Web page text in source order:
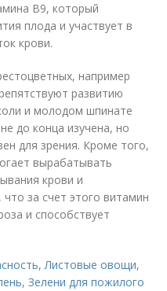
B9, который
плода и участвует в
крови.
например
развитию
и молодом шпинате
до конца изучена, но
для зрения. Кроме того,
вырабатывать
крови и
за счет этого витамин
и способствует
,Листовые овощи,
,Зелени для пожилого